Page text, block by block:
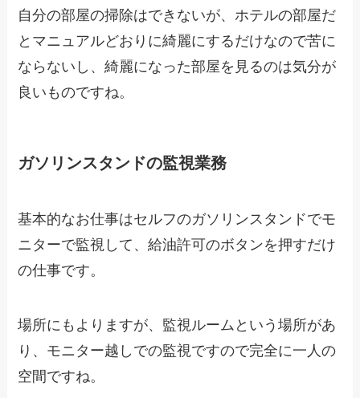
自分の部屋の掃除はできないが、ホテルの部屋だ
とマニュアルどおりに綺麗にするだけなので苦に
ならないし、綺麗になった部屋を見るのは気分が
良いものですね。
ガソリンスタンドの監視業務
基本的なお仕事はセルフのガソリンスタンドでモ
ニターで監視して、給油許可のボタンを押すだけ
の仕事です。
場所にもよりますが、監視ルームという場所があ
り、モニター越しでの監視ですので完全に一人の
空間ですね。